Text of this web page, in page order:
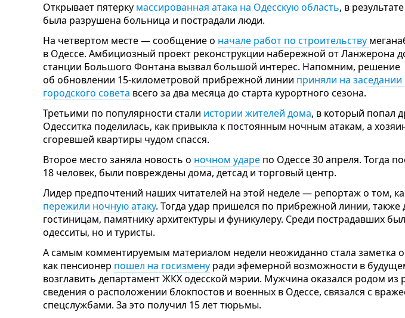
Открывает пятерку массированная атака на Одесскую область, в
была разрушена больница и пострадали люди.
На четвертом месте — сообщение о начале работ по строительству
в Одессе. Амбициозный проект реконструкции набережной от Ланжерона
станции Большого Фонтана вызвал большой интерес. Напомним, решение
об обновлении 15-километровой прибрежной линии приняли на
городского совета всего за два месяца до старта курортного сезона.
Третьими по популярности стали истории жителей дома, в который попал
Одесситка поделилась, как привыкла к постоянным ночным атакам, а
сгоревшей квартиры чудом спасся.
Второе место заняла новость о ночном ударе по Одессе 30 апреля. Тогда
18 человек, были повреждены дома, детсад и торговый центр.
Лидер предпочтений наших читателей на этой неделе — репортаж о том,
пережили ночную атаку. Тогда удар пришелся по прибрежной линии, также
гостиницам, памятнику архитектуры и фуникулеру. Среди пострадавших
одесситы, но и туристы.
А самым комментируемым материалом недели неожиданно стала заметка
как пенсионер пошел на госизмену ради эфемерной возможности в
возглавить департамент ЖКХ одесской мэрии. Мужчина оказался родом из
сведения о расположении блокпостов и военных в Одессе, связался с
спецслужбами. За это получил 15 лет тюрьмы.